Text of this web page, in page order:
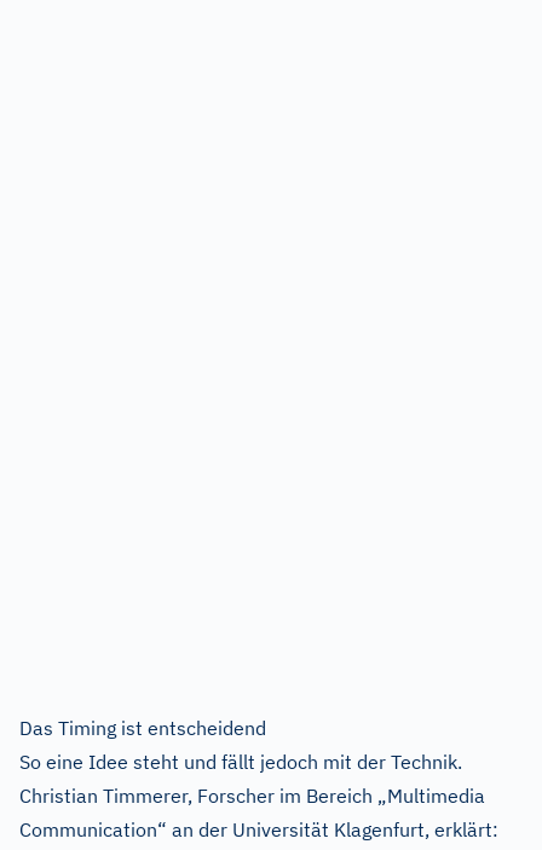
Das Timing ist entscheidend
So eine Idee steht und fällt jedoch mit der Technik.
Christian Timmerer, Forscher im Bereich „Multimedia
Communication“ an der Universität Klagenfurt, erklärt: